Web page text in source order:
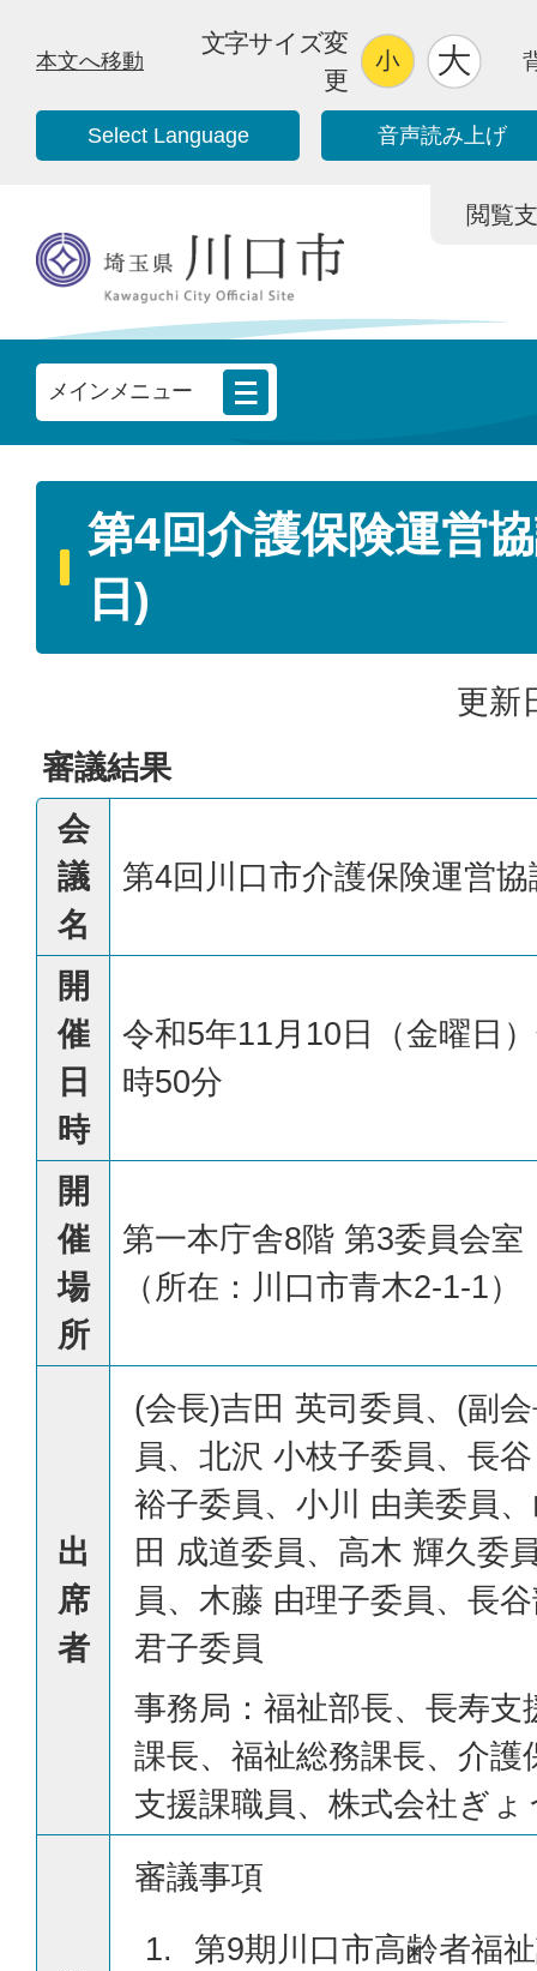
本文へ移動
文字サイズ変
更
Select Language 音声読み上げ
閲覧
メインメニュー
第4回介護保険運営
日)
更新
審議結果
会
議
名
第4回川口市介護保険運営協
開
催
日
時
令和5年11月10日（金曜日
時50分
開
催
場
所
第一本庁舎8階 第3委員会室
（所在：川口市青木2-1-1）
出
席
者
(会長)吉田 英司委員、(副
員、北沢 小枝子委員、長
裕子委員、小川 由美委員
田 成道委員、高木 輝久委
員、木藤 由理子委員、長
君子委員
事務局：福祉部長、長寿支
課長、福祉総務課長、介護
支援課職員、株式会社ぎょ
審議事項
第9期川口市高齢者福